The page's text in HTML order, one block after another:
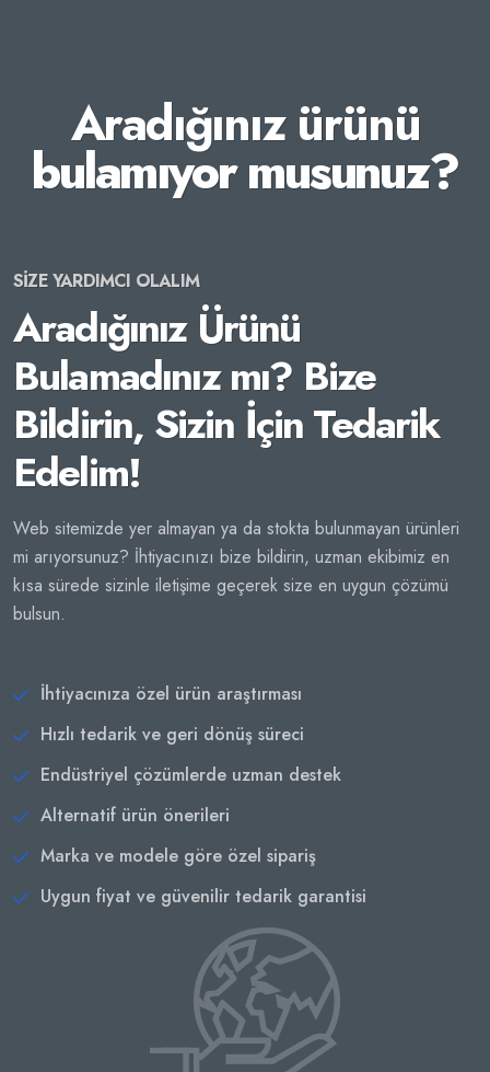
Aradığınız ürünü
bulamıyor musunuz?
SİZE YARDIMCI OLALIM
Aradığınız Ürünü
Bulamadınız mı? Bize
Bildirin, Sizin İçin Tedarik
Edelim!
Web sitemizde yer almayan ya da stokta bulunmayan ürünleri
mi arıyorsunuz? İhtiyacınızı bize bildirin, uzman ekibimiz en
kısa sürede sizinle iletişime geçerek size en uygun çözümü
bulsun.
İhtiyacınıza özel ürün araştırması
Hızlı tedarik ve geri dönüş süreci
Endüstriyel çözümlerde uzman destek
Alternatif ürün önerileri
Marka ve modele göre özel sipariş
Uygun fiyat ve güvenilir tedarik garantisi